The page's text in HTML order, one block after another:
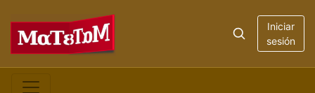
Iniciar
sesión